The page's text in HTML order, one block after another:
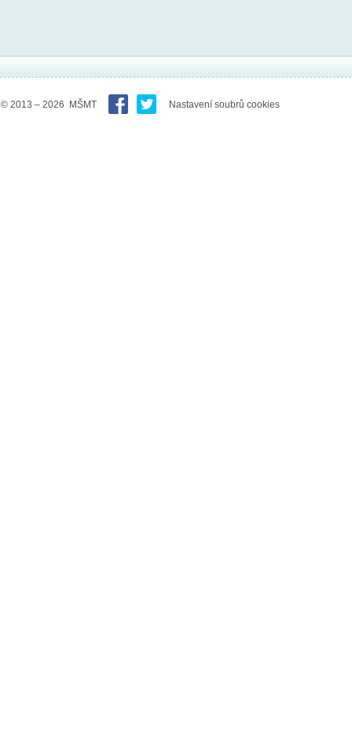
© 2013 – 2026 MŠMT Nastavení soubrů cookies